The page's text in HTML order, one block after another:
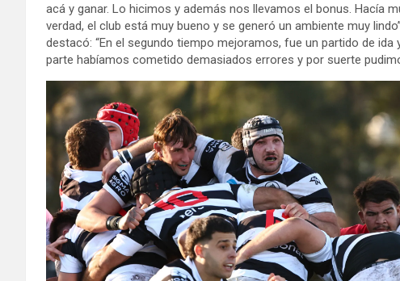
acá y ganar. Lo hicimos y además nos llevamos el bonus. Hacía
verdad, el club está muy bueno y se generó un ambiente muy
destacó: “En el segundo tiempo mejoramos, fue un partido de ida
parte habíamos cometido demasiados errores y por suerte